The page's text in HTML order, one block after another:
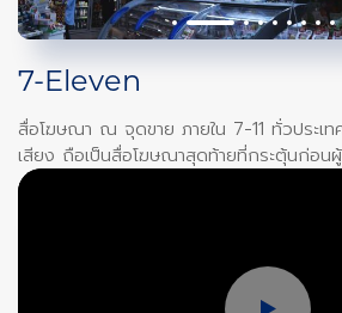
7-Eleven
สื่อโฆษณา ณ จุดขาย ภายใน 7-11 ทั่วประเ
เสียง ถือเป็นสื่อโฆษณาสุดท้ายที่กระตุ้นก่อน
105
6
5 M
Shoppers / Month